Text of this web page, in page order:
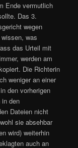
Ende vermutlich
Das 3.
wegen
was
das Urteil mit
werden am
Die Richterin
weniger an einer
den vorherigen
den
Dateien nicht
sie absehbar
wird) weiterhin
auch an